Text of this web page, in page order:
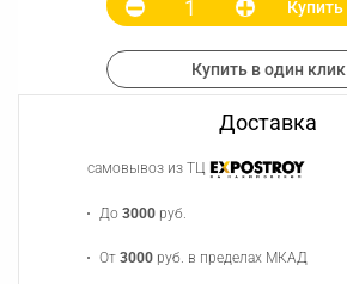
Купить
Купить в один клик
Доставка
самовывоз из ТЦ
До3000 руб.
От3000 руб. в пределах МКАД